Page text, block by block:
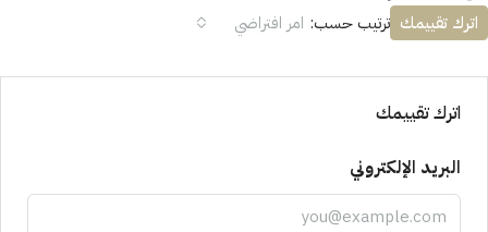
ترتيب حسب: امر افتراضي اترك تقييمك
اترك تقييمك
البريد الإلكتروني